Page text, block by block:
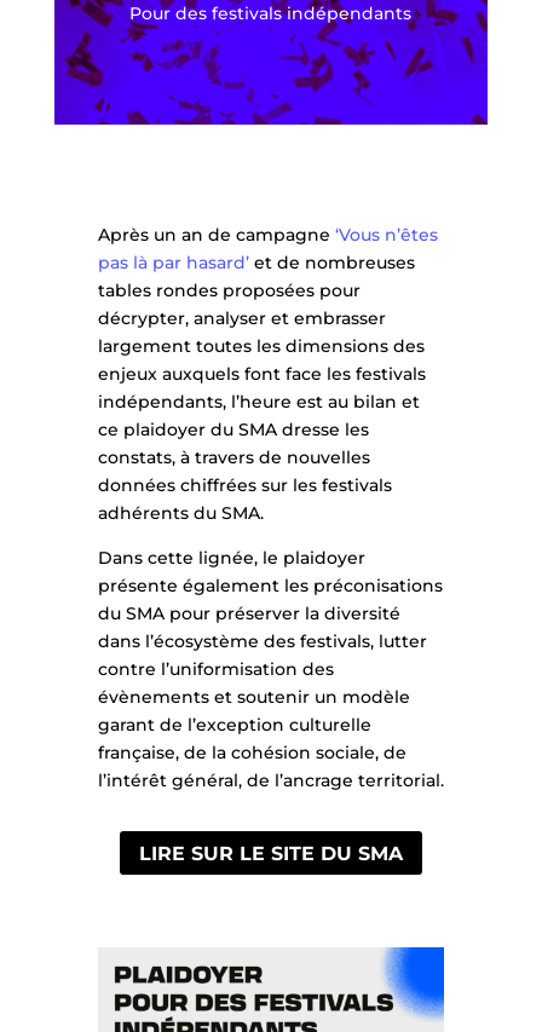
Pour des festivals indépendants
Après un an de campagne ‘Vous n’êtes
pas là par hasard’et de nombreuses
tables rondes proposées pour
décrypter, analyser et embrasser
largement toutes les dimensions des
enjeux auxquels font face les festivals
indépendants, l’heure est au bilan et
ce plaidoyer du SMA dresse les
constats, à travers de nouvelles
données chiffrées sur les festivals
adhérents du SMA.
Dans cette lignée, le plaidoyer
présente également les préconisations
du SMA pour préserver la diversité
dans l’écosystème des festivals, lutter
contre l’uniformisation des
évènements et soutenir un modèle
garant de l’exception culturelle
française, de la cohésion sociale, de
l’intérêt général, de l’ancrage territorial.
LIRE SUR LE SITE DU SMA